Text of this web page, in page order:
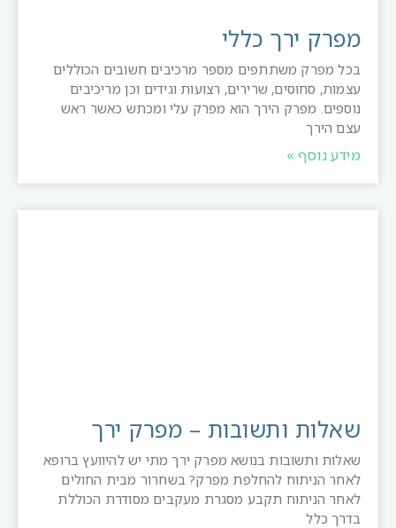
מפרק ירך כללי
בכל מפרק משתתפים מספר מרכיבים חשובים הכוללים
עצמות, סחוסים, שרירים, רצועות וגידים וכן מריכיבים
נוספים. מפרק הירך הוא מפרק עלי ומכתש כאשר ראש
עצם הירך
מידע נוסף »
שאלות ותשובות – מפרק ירך
שאלות ותשובות בנושא מפרק ירך מתי יש להיוועץ ברופא
לאחר הניתוח להחלפת מפרק? בשחרור מבית החולים
לאחר הניתוח תקבע מסגרת מעקבים מסודרת הכוללת
בדרך כלל